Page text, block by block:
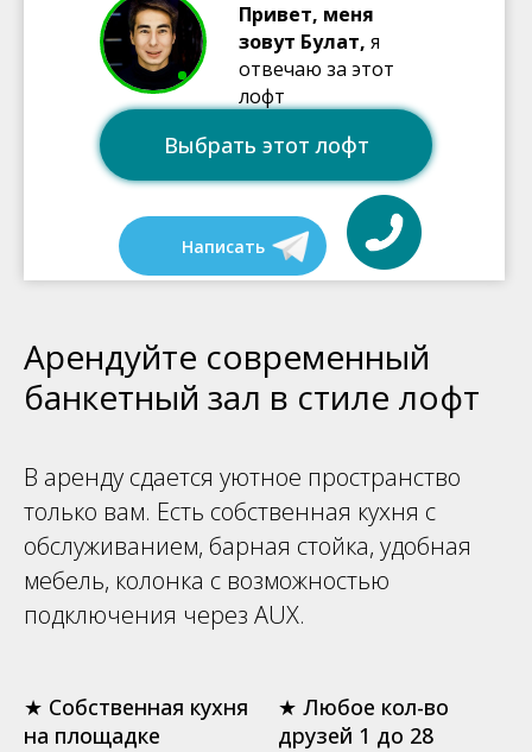
Выбрать этот лофт
Привет, меня
зовут Булат, я
отвечаю за этот
лофт
Написать
Арендуйте современный
банкетный зал в стиле лофт
В аренду сдается уютное пространство
только вам. Есть собственная кухня с
обслуживанием, барная стойка, удобная
мебель, колонка с возможностью
подключения через AUX.
★ Собственная кухня
на площадке
★ Любое кол-во
друзей 1 до 28